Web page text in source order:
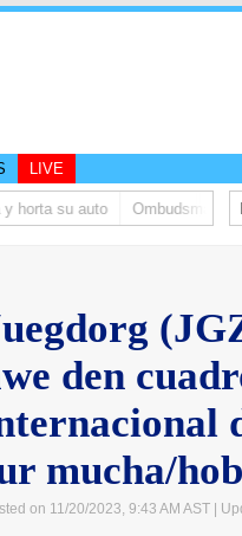
LIVE
su auto Ombudsman ta
den
mucha/
on 11/20/2023, 9:43 AM AST |